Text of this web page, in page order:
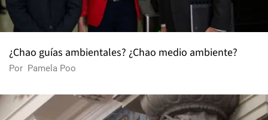
¿Chao guías ambientales? ¿Chao medio ambiente?
Por Pamela Poo